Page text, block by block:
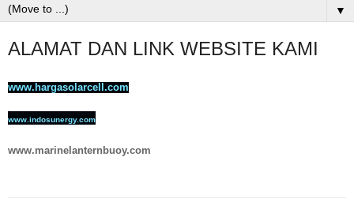
▼
ALAMAT DAN LINK WEBSITE KAMI
www.hargasolarcell.com
www.indosunergy.com
www.marinelanternbuoy.com